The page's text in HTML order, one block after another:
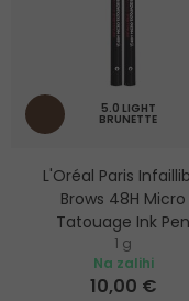
5.0 LIGHT
BRUNETTE
L'Oréal Paris
Brows 48H Micro
Tatouage Ink Pen
Olovka za obrve
1 g
Na zalihi
10,00 €